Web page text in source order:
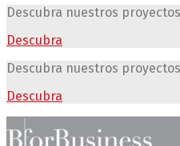
Descubra nuestros proyectos
Descubra
Descubra nuestros
Descubra